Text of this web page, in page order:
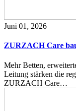
Juni 01, 2026
ZURZACH Care
Mehr Betten,
Leitung stärken die
ZURZACH Care…